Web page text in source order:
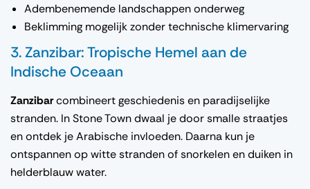
Adembenemende landschappen onderweg
Beklimming mogelijk zonder technische klimervaring
3. Zanzibar: Tropische Hemel aan de
Indische Oceaan
Zanzibarcombineert geschiedenis en paradijselijke
stranden. In Stone Town dwaal je door smalle straatjes
en ontdek je Arabische invloeden. Daarna kun je
ontspannen op witte stranden of snorkelen en duiken in
helderblauw water.